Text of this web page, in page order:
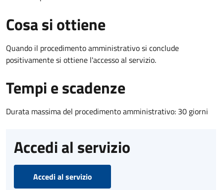
Cosa si ottiene
Quando il procedimento amministrativo si conclude
positivamente si ottiene l'accesso al servizio.
Tempi e scadenze
Durata massima del procedimento amministrativo: 30 giorni
Accedi al servizio
Accedi al servizio